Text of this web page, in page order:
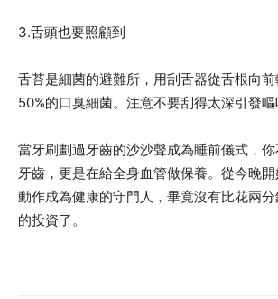
3.舌頭也要照顧到
舌苔是細菌的避難所，用刮舌器從舌根向
50%的口臭細菌。注意不要刮得太深引發嘔
當牙刷劃過牙齒的沙沙聲成為睡前儀式，
牙齒，更是在給全身血管做保養。從今晚
動作成為健康的守門人，畢竟沒有比花兩
的投資了。